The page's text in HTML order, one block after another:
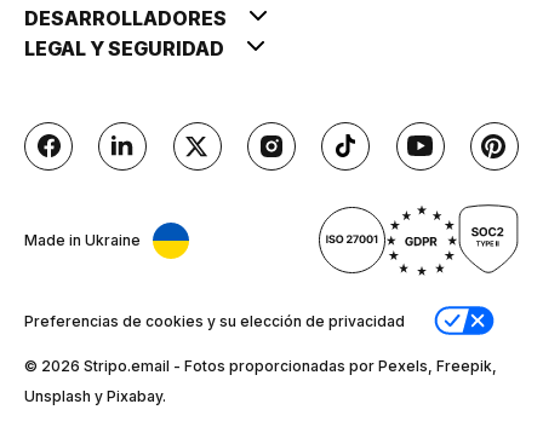
DESARROLLADORES
LEGAL Y SEGURIDAD
Made in Ukraine
Preferencias de cookies y su elección de privacidad
© 2026 Stripо.email - Fotos proporcionadas por Pexels, Freepik,
Unsplash y Pixabay.